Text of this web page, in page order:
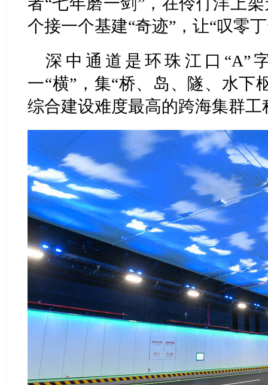
个接一个基建“奇迹”，让“叹零
深中通道是环珠江口“A”
一“横”，集“桥、岛、隧、水下
综合建设难度最高的跨海集群工